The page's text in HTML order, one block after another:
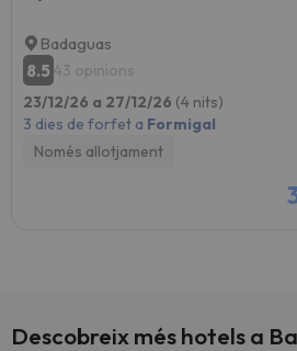
Badaguas
8.5 43 opinions
23/12/26 a 27/12/26 (4 nits)
3 dies de forfet a Formigal
Només allotjament
Descobreix més hotels a